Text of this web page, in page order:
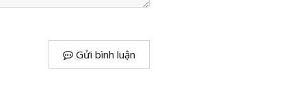
Gửi bình luận